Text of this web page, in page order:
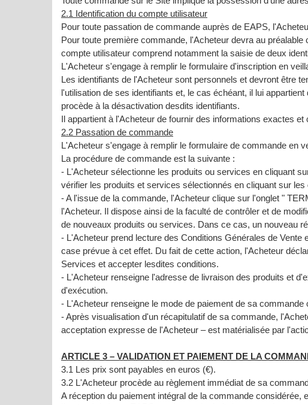
2.1 Identification du compte utilisateur
Pour toute passation de commande auprès de EAPS,
Pour toute première commande, l'Acheteur devra au
compte utilisateur comprend notamment la saisie de deux
L'Acheteur s'engage à remplir le formulaire d'inscription en
Les identifiants de l'Acheteur sont personnels et devront être
l'utilisation de ses identifiants et, le cas échéant, il lui
procède à la désactivation desdits identifiants.
Il appartient à l'Acheteur de fournir des informations exactes
2.2 Passation de commande
L'Acheteur s'engage à remplir le formulaire de commande en
La procédure de commande est la suivante :
- L'Acheteur sélectionne les produits ou services en cliquant
vérifier les produits et services sélectionnés en cliquant sur
- A l'issue de la commande, l'Acheteur clique sur l'onglet "
l'Acheteur. Il dispose ainsi de la faculté de contrôler et de
de nouveaux produits ou services. Dans ce cas, un nouveau
- L'Acheteur prend lecture des Conditions Générales de
case prévue à cet effet. Du fait de cette action, l'Acheteur
Services et accepter lesdites conditions.
- L'Acheteur renseigne l'adresse de livraison des produits et
d'exécution.
- L'Acheteur renseigne le mode de paiement de sa
- Après visualisation d'un récapitulatif de sa commande,
acceptation expresse de l'Acheteur – est matérialisée par
ARTICLE 3 – VALIDATION ET PAIEMENT DE LA
3.1 Les prix sont payables en euros (€).
3.2 L'Acheteur procède au règlement immédiat de sa
A réception du paiement intégral de la commande